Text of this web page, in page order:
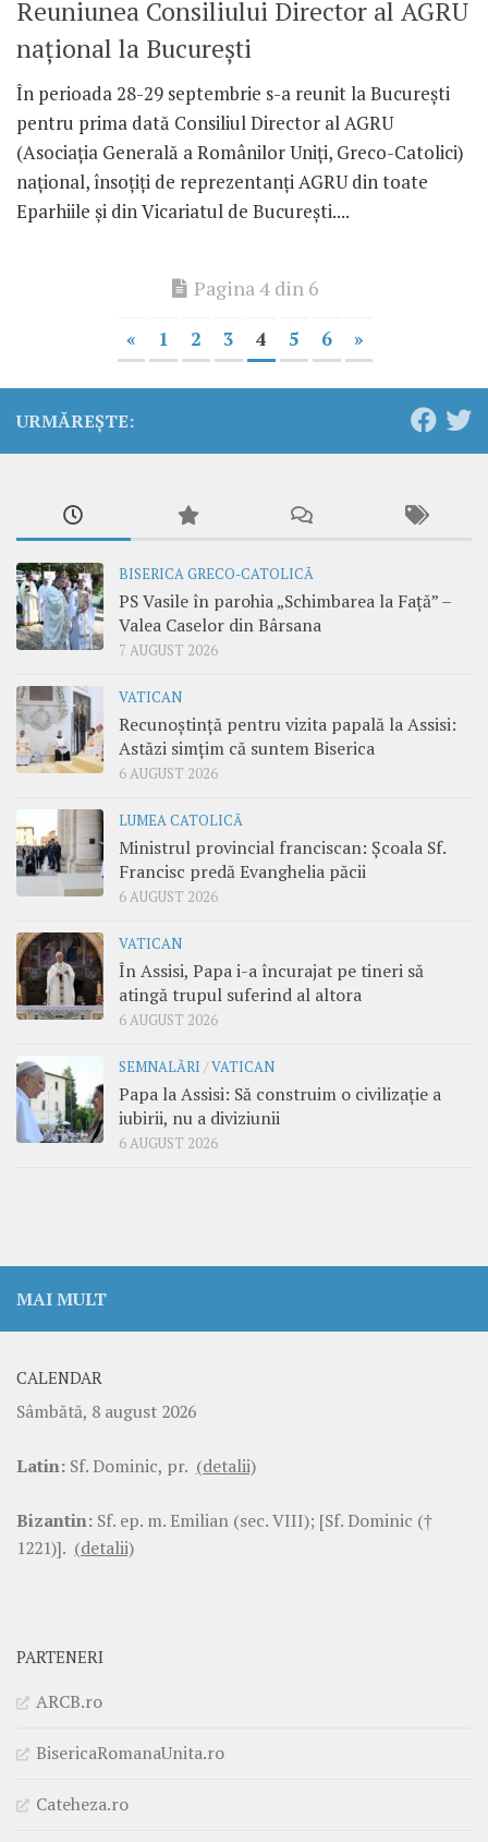
Reuniunea Consiliului Director al AGRU
naţional la Bucureşti
În perioada 28-29 septembrie s-a reunit la Bucureşti
pentru prima dată Consiliul Director al AGRU
(Asociaţia Generală a Românilor Uniţi, Greco-Catolici)
naţional, însoţiţi de reprezentanţi AGRU din toate
Eparhiile şi din Vicariatul de Bucureşti....
Pagina 4 din 6
« 1 2 3 4 5 6 »
URMĂREȘTE:
BISERICA GRECO-CATOLICĂ
PS Vasile în parohia „Schimbarea la Față” –
Valea Caselor din Bârsana
7 AUGUST 2026
VATICAN
Recunoștință pentru vizita papală la Assisi:
Astăzi simțim că suntem Biserica
6 AUGUST 2026
LUMEA CATOLICĂ
Ministrul provincial franciscan: Școala Sf.
Francisc predă Evanghelia păcii
6 AUGUST 2026
VATICAN
În Assisi, Papa i-a încurajat pe tineri să
atingă trupul suferind al altora
6 AUGUST 2026
SEMNALĂRI /VATICAN
Papa la Assisi: Să construim o civilizație a
iubirii, nu a diviziunii
6 AUGUST 2026
MAI MULT
CALENDAR
Sâmbătă, 8 august 2026
Latin: Sf. Dominic, pr. (detalii)
Bizantin: Sf. ep. m. Emilian (sec. VIII); [Sf. Dominic (†
1221)]. (detalii)
PARTENERI
ARCB.ro
BisericaRomanaUnita.ro
Cateheza.ro